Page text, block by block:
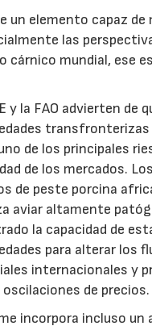
un elemento capaz de
las
cárnico mundial, ese
y la FAO advierten de
transfronterizas
de los principales
de los mercados.
de peste porcina
aviar altamente
la capacidad de
para alterar los
internacionales y
de precios.
incorpora incluso un